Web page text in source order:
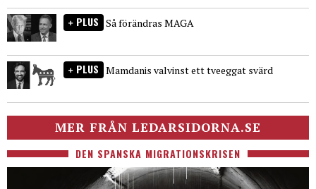
PLUS Så förändras MAGA
PLUS Mamdanis valvinst ett tveeggat svärd
MER FRÅN LEDARSIDORNA.SE
DEN SPANSKA MIGRATIONSKRISEN